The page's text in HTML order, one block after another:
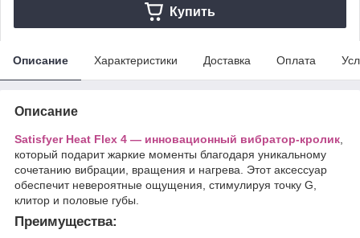
Купить
Описание Характеристики Доставка Оплата
Описание
Satisfyer Heat Flex 4 — инновационный вибратор-кролик
который подарит жаркие моменты благодаря уникальному
сочетанию вибрации, вращения и нагрева. Этот аксессуар
обеспечит невероятные ощущения, стимулируя точку G,
клитор и половые губы.
Преимущества: